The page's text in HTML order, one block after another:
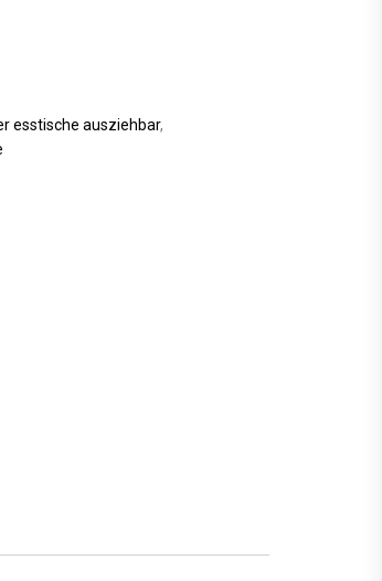
esstische ausziehbar,